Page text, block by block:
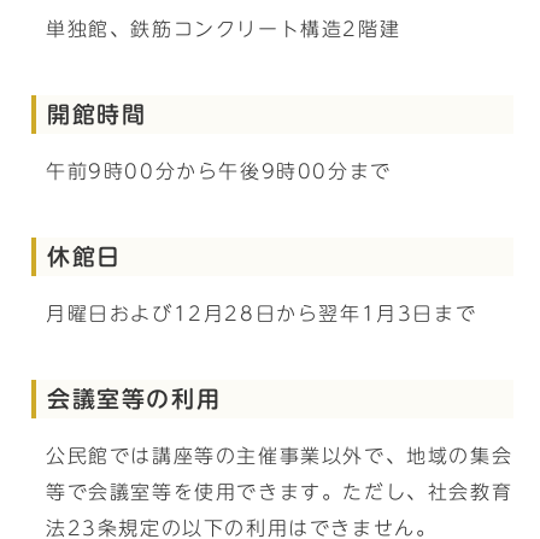
単独館、鉄筋コンクリート構造2階建
開館時間
午前9時00分から午後9時00分まで
休館日
月曜日および12月28日から翌年1月3日まで
会議室等の利用
公民館では講座等の主催事業以外で、地域の集会
等で会議室等を使用できます。ただし、社会教育
法23条規定の以下の利用はできません。